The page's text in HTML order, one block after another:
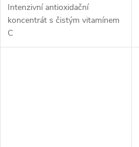
Intenzivní antioxidační
koncentrát s čistým vitamínem
C